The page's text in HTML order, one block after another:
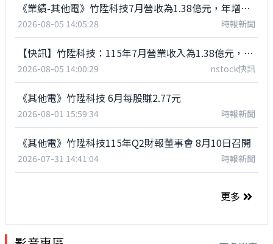
《業績-其他電》竹陞科技7月營收為1.38億元，年增99.49%
2026-08-05 14:05:28 時報新聞
【快訊】竹陞科技：115年7月營業收入為1.38億元，年增99.49%
2026-08-05 14:00:29 nstock快訊
《其他電》竹陞科技 6月每股賺2.77元
2026-08-01 15:59:34 時報新聞
《其他電》竹陞科技115年Q2財報董事會 8月10日召開
2026-07-31 14:41:04 時報新聞
更多